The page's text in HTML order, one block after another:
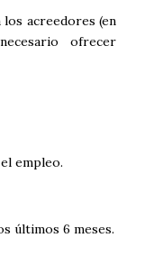
acreedores (en
ofrecer
empleo.
últimos 6 meses.